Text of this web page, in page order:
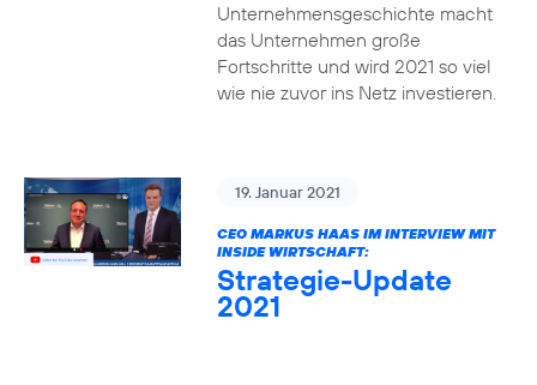
Unternehmensgeschichte macht
das Unternehmen große
Fortschritte und wird 2021 so viel
wie nie zuvor ins Netz investieren.
19. Januar 2021
CEO MARKUS HAAS IM INTERVIEW MIT
INSIDE WIRTSCHAFT:
Strategie-Update
2021